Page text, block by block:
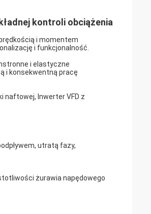
kontroli obciążenia
i momentem
i funkcjonalność.
i elastyczne
i konsekwentną pracę
naftowej, Inwerter VFD z
utratą fazy,
żurawia napędowego